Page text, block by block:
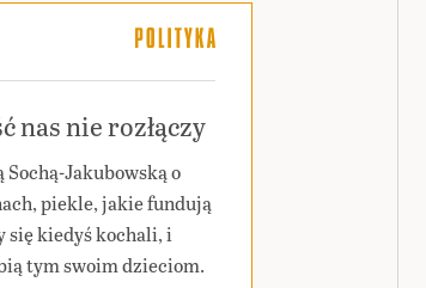
nas nie rozłączy
Jakubowską o
piekle, jakie fundują
się kiedyś kochali, i
tym swoim dzieciom.